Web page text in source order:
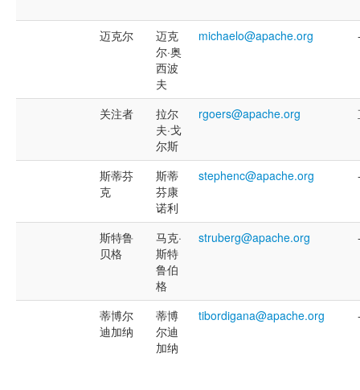
迈克尔
迈克
尔·奥
西波
夫
michaelo@apache.org
关注者
拉尔
夫·戈
尔斯
rgoers@apache.org
斯蒂芬
克
斯蒂
芬康
诺利
stephenc@apache.org
斯特鲁
贝格
马克·
斯特
鲁伯
格
struberg@apache.org
蒂博尔
迪加纳
蒂博
尔迪
加纳
tibordigana@apache.org